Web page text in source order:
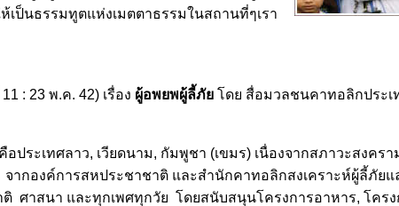
ห้เป็นธรรมทูตแห่งเมตตาธรรมในสถานที่ๆเรา
: 23 พ.ค. 42) เรื่อง ผู้อพยพผู้ลี้ภัย โดย สื่อมวลชนคาทอลิกประเ
ระเทศลาว, เวียดนาม, กัมพูชา (เขมร) เนื่องจากสภาวะสงคร
ากองค์การสหประชาชาติ และสำนักคาทอลิกสงเคราะห์ผู้ลี้ภัย
ติ ศาสนา และทุกเพศทุกวัย โดยสนับสนุนโครงการอาหาร, โคร